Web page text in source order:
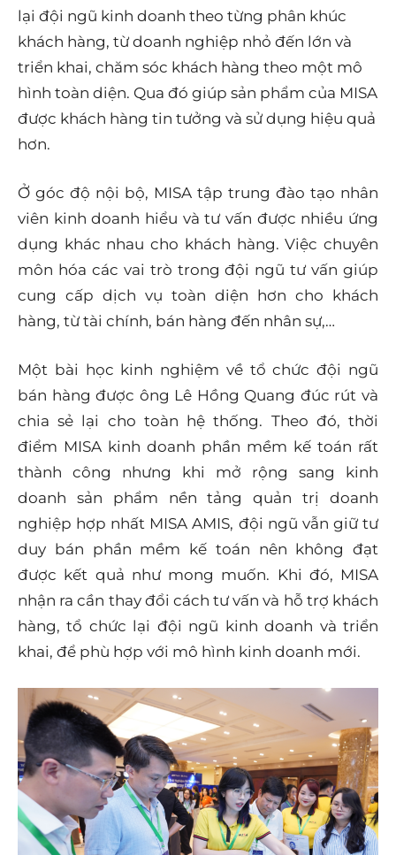
lại đội ngũ kinh doanh theo từng phân khúc
khách hàng, từ doanh nghiệp nhỏ đến lớn và
triển khai, chăm sóc khách hàng theo một mô
hình toàn diện. Qua đó giúp sản phẩm của MISA
được khách hàng tin tưởng và sử dụng hiệu quả
hơn.
Ở góc độ nội bộ, MISA tập trung đào tạo nhân
viên kinh doanh hiểu và tư vấn được nhiều ứng
dụng khác nhau cho khách hàng. Việc chuyên
môn hóa các vai trò trong đội ngũ tư vấn giúp
cung cấp dịch vụ toàn diện hơn cho khách
hàng, từ tài chính, bán hàng đến nhân sự,…
Một bài học kinh nghiệm về tổ chức đội ngũ
bán hàng được ông Lê Hồng Quang đúc rút và
chia sẻ lại cho toàn hệ thống. Theo đó, thời
điểm MISA kinh doanh phần mềm kế toán rất
thành công nhưng khi mở rộng sang kinh
doanh sản phẩm nền tảng quản trị doanh
nghiệp hợp nhất MISA AMIS, đội ngũ vẫn giữ tư
duy bán phần mềm kế toán nên không đạt
được kết quả như mong muốn. Khi đó, MISA
nhận ra cần thay đổi cách tư vấn và hỗ trợ khách
hàng, tổ chức lại đội ngũ kinh doanh và triển
khai, để phù hợp với mô hình kinh doanh mới.